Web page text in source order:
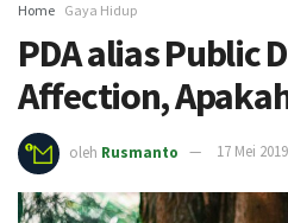
Home Gaya Hidup
PDA alias Public
Affection,
oleh Rusmanto 17 Mei 2019